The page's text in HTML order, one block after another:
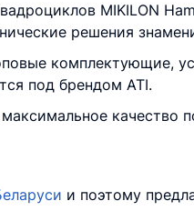
MIKILON
решения
комплектующие,
под брендом ATI.
качество
и поэтому